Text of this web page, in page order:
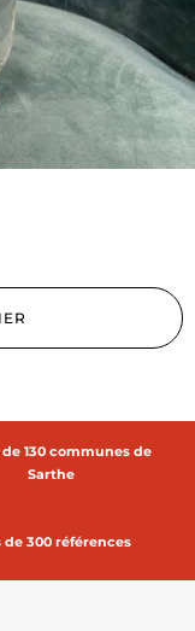
de 130 communes de
Sarthe
de 300 références